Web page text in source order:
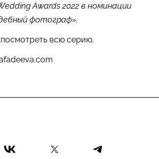
Awards 2022 в номинации
фотограф».
всю серию.